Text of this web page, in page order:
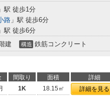
」駅 徒歩1分
路 」駅 徒歩6分
」駅 徒歩6分
建 構造 鉄筋コンクリート
間取り 面積 詳細
1K 18.15㎡ 詳細を見る